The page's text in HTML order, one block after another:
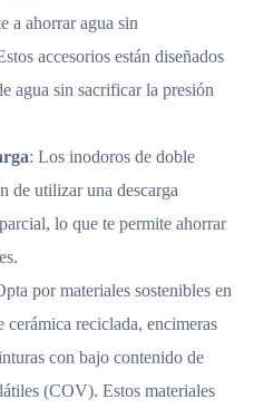
a ahorrar agua sin
accesorios están diseñados
agua sin sacrificar la presión
: Los inodoros de doble
de utilizar una descarga
lo que te permite ahorrar
por materiales sostenibles en
cerámica reciclada, encimeras
con bajo contenido de
(COV). Estos materiales